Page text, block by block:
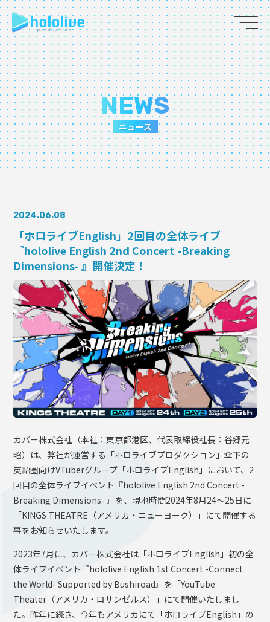
EN
JP
ABOUT
TALENT
NEWS
COLLABORATION
SUPPORT ADVERTISING
OFFICIAL SHOP
HOLODULE
会社概要
プライバシーポリシー
未成年の方々へのお願い
二次創作ガイドライン
よくある質問
サポーターガイドライン
NEWS
ニュース
2024.06.08
「ホロライブEnglish」2回目の全体ライブ
『hololive English 2nd Concert -Breaking
Dimensions- 』開催決定！
カバー株式会社（本社：東京都港区、代表取締役社長：谷郷元
昭）は、弊社が運営する「ホロライブプロダクション」傘下の
英語圏向けVTuberグループ「ホロライブEnglish」において、2
回目の全体ライブイベント『hololive English 2nd Concert -
Breaking Dimensions- 』を、現地時間2024年8月24～25日に
「KINGS THEATRE（アメリカ・ニューヨーク）」にて開催する
事をお知らせいたします。
2023年7月に、カバー株式会社は「ホロライブEnglish」初の全
体ライブイベント『hololive English 1st Concert -Connect
the World- Supported by Bushiroad』を「YouTube
Theater（アメリカ・ロサンゼルス）」にて開催いたしまし
た。昨年に続き、今年もアメリカにて「ホロライブEnglish」の